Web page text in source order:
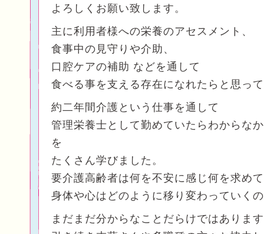
よろしくお願い致します。
主に利用者様への栄養のアセスメント、
食事中の見守りや介助、
口腔ケアの補助 などを通して
食べる事を支える存在になれたらと思っ
約二年間介護という仕事を通して
管理栄養士として勤めていたらわからな
を
たくさん学びました。
要介護高齢者は何を不安に感じ何を求め
身体や心はどのように移り変わっていく
まだまだ分からなことだらけではありま